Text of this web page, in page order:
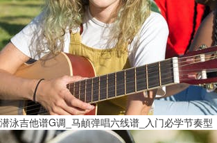
潜泳吉他谱G调_马頔弹唱六线谱_入门必学节奏型